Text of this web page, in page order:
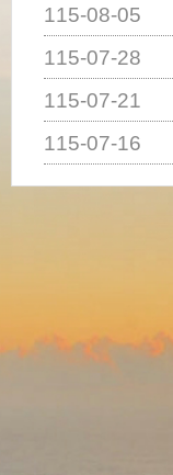
115-08-05
115-07-28
115-07-21
115-07-16